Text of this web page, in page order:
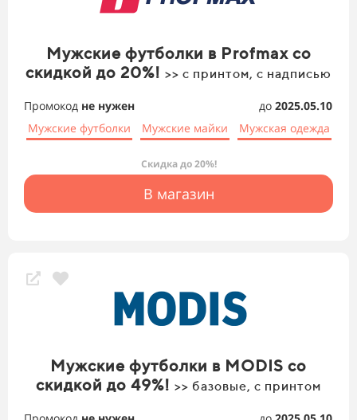
Мужские футболки в Profmax со
скидкой до 20%! >> с принтом, с надписью
Промокод не нужен до 2025.05.10
Мужские футболки
Мужские майки Мужская одежда
Скидка до 20%!
В магазин
Мужские футболки в MODIS со
скидкой до 49%! >> базовые, с принтом